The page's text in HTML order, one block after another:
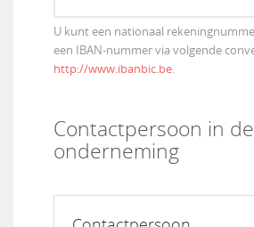
U kunt een nationaal
een IBAN-nummer via volgende
http://www.ibanbic.be.
Contactpersoon in de
onderneming